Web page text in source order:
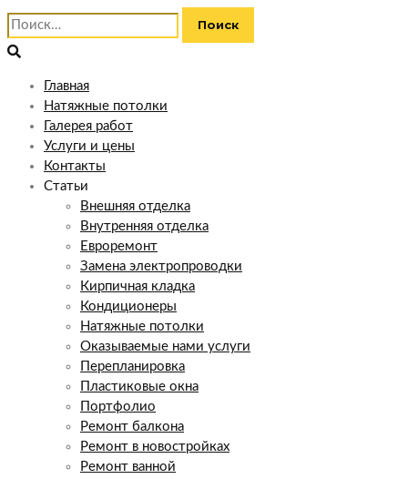
Найти:
Главная
Натяжные потолки
Галерея работ
Услуги и цены
Контакты
Статьи
Внешняя отделка
Внутренняя отделка
Евроремонт
Замена электропроводки
Кирпичная кладка
Кондиционеры
Натяжные потолки
Оказываемые нами услуги
Перепланировка
Пластиковые окна
Портфолио
Ремонт балкона
Ремонт в новостройках
Ремонт ванной